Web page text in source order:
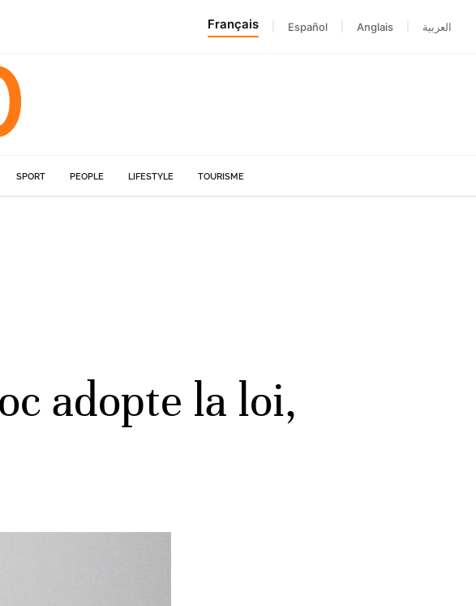
Français Español Anglais العربية
SPORT PEOPLE LIFESTYLE TOURISME
adopte la loi,